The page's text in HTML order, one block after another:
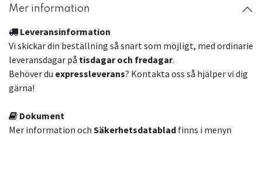
Mer information
Leveransinformation
Vi skickar din beställning så snart som möjligt, med ordinarie
leveransdagar på tisdagar och fredagar.
Behöver du expressleverans? Kontakta oss så hjälper vi dig
gärna!
Dokument
Mer information och Säkerhetsdatablad finns i menyn